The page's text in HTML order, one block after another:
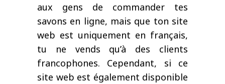
aux gens de commander tes
savons en ligne, mais que ton site
web est uniquement en français,
tu ne vends qu’à des clients
francophones. Cependant, si ce
site web est également disponible